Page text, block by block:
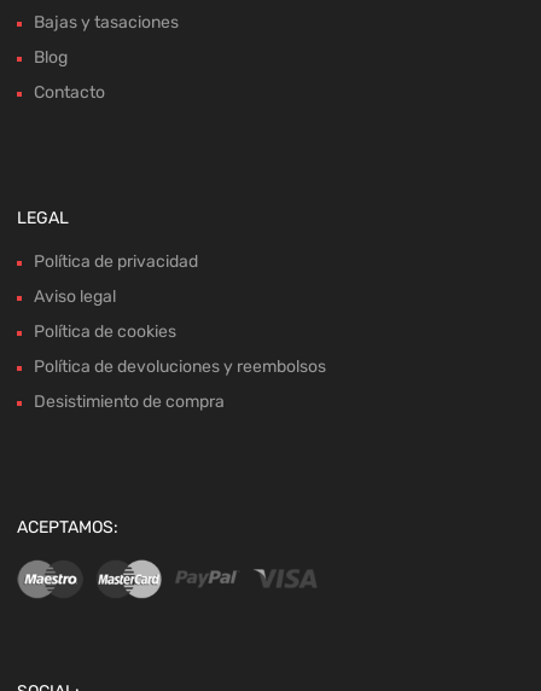
Bajas y tasaciones
Blog
Contacto
LEGAL
Política de privacidad
Aviso legal
Política de cookies
Política de devoluciones y reembolsos
Desistimiento de compra
ACEPTAMOS: